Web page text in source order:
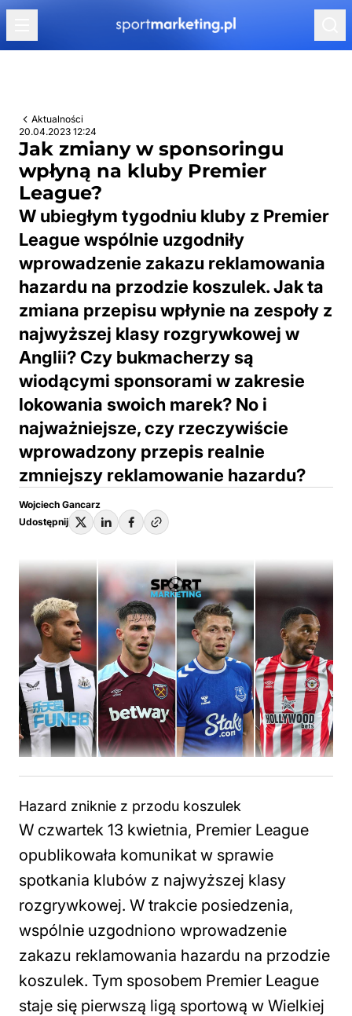
Przejdź do treści
Aktualności
20.04.2023 12:24
Jak zmiany w sponsoringu
wpłyną na kluby Premier
League?
W ubiegłym tygodniu kluby z Premier
League wspólnie uzgodniły
wprowadzenie zakazu reklamowania
hazardu na przodzie koszulek. Jak ta
zmiana przepisu wpłynie na zespoły z
najwyższej klasy rozgrywkowej w
Anglii? Czy bukmacherzy są
wiodącymi sponsorami w zakresie
lokowania swoich marek? No i
najważniejsze, czy rzeczywiście
wprowadzony przepis realnie
zmniejszy reklamowanie hazardu?
Wojciech Gancarz
Udostępnij
Hazard zniknie z przodu koszulek
W czwartek 13 kwietnia, Premier League
opublikowała komunikat w sprawie
spotkania klubów z najwyższej klasy
rozgrywkowej. W trakcie posiedzenia,
wspólnie uzgodniono wprowadzenie
zakazu reklamowania hazardu na przodzie
koszulek. Tym sposobem Premier League
staje się pierwszą ligą sportową w Wielkiej